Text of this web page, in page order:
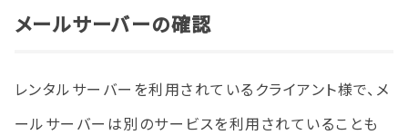
メールサーバーの確認
レンタルサーバーを利用されているクライアント様で、メ
ールサーバーは別のサービスを利用されていることも